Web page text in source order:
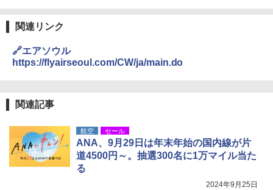
関連リンク
🔗エアソウル
https://flyairseoul.com/CW/ja/main.do
関連記事
航空 セール
ANA、9月29日は年末年始の国内線が片
道4500円～。抽選300名に1万マイル当た
る
2024年9月25日